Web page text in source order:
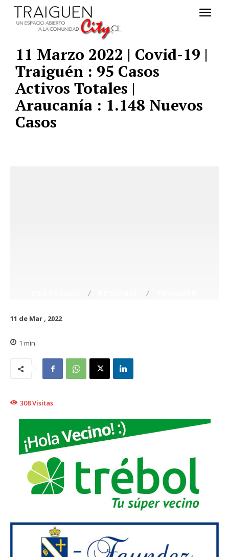
11 Marzo 2022 | Covid-19 |
Traiguén : 95 Casos
Activos Totales |
Araucanía : 1.148 Nuevos
Casos
11 de Mar , 2022
1 min.
308Visitas